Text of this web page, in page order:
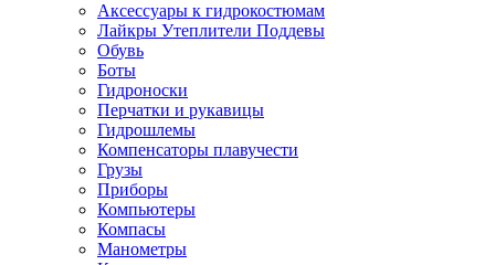
Аксессуары к гидрокостюмам
Лайкры Утеплители Поддевы
Обувь
Боты
Гидроноски
Перчатки и рукавицы
Гидрошлемы
Компенсаторы плавучести
Грузы
Приборы
Компьютеры
Компасы
Манометры